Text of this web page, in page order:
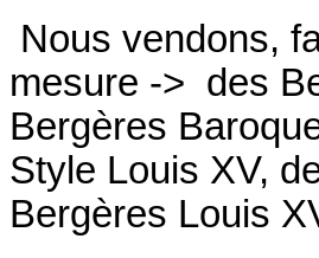
Nous vendons,
mesure -> des
Bergères
Style Louis XV,
Bergères Louis